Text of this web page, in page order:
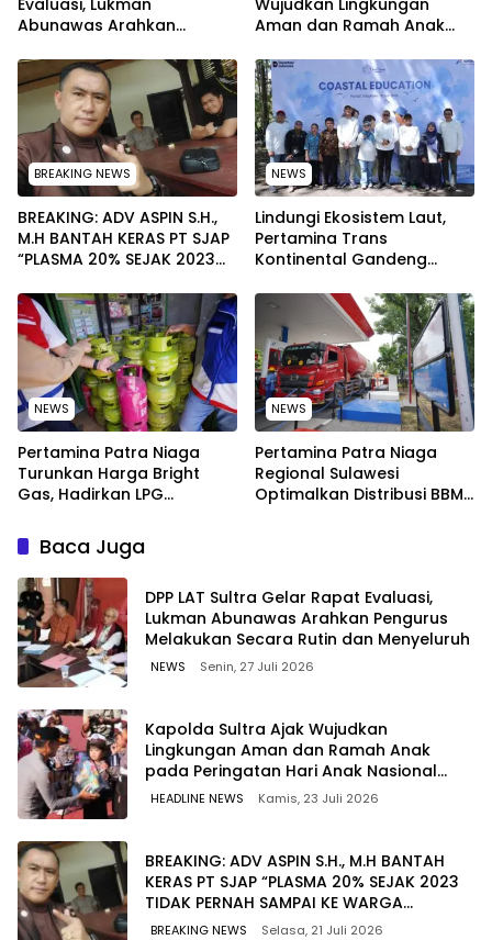
Abunawas Arahkan
Secara Rutin dan
Menyeluruh
Aman dan Ramah Anak
Nasional 2026
BREAKING NEWS
BREAKING: ADV ASPIN S.H.,
M.H BANTAH KERAS PT SJAP
“PLASMA 20% SEJAK 2023
WARGA WAWOONE!
NEWS
Lindungi Ekosistem Laut,
Pertamina Trans
Kontinental Gandeng
Kebersihan Pantai di
Bitung, Sulawesi
NEWS
Pertamina Patra Niaga
Turunkan Harga Bright
Gas, Hadirkan LPG
Lebih Kompetitif
NEWS
Pertamina Patra Niaga
Regional Sulawesi
Optimalkan Distribusi BBM
Baca Juga
‎DPP LAT Sultra Gelar Rapat Evaluasi,
Lukman Abunawas Arahkan Pengurus
Melakukan Secara Rutin dan Menyeluruh
NEWS Senin, 27 Juli 2026
Kapolda Sultra Ajak Wujudkan
Lingkungan Aman dan Ramah Anak
pada Peringatan Hari Anak Nasional
2026
HEADLINE NEWS Kamis, 23 Juli 2026
BREAKING: ADV ASPIN S.H., M.H BANTAH
KERAS PT SJAP “PLASMA 20% SEJAK 2023
TIDAK PERNAH SAMPAI KE WARGA
WAWOONE!
BREAKING NEWS Selasa, 21 Juli 2026